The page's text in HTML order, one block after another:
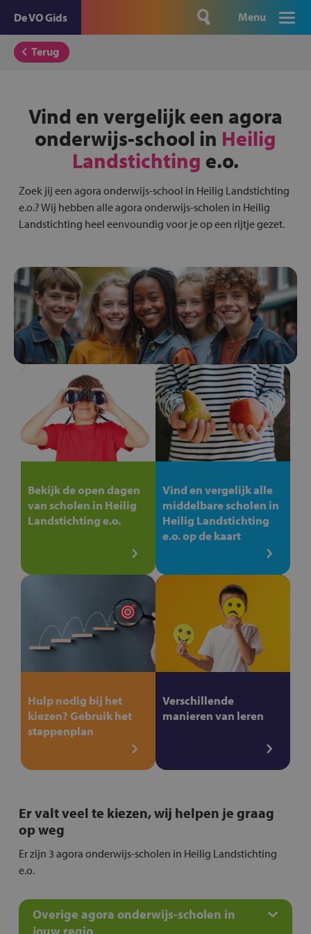
De VO Gids Menu
Terug
Vind en vergelijk een agora
onderwijs-school in Heilig
Landstichting e.o.
Zoek jij een agora onderwijs-school in Heilig Landstichting
e.o.? Wij hebben alle agora onderwijs-scholen in Heilig
Landstichting heel eenvoundig voor je op een rijtje gezet.
Bekijk de open dagen
van scholen in Heilig
Landstichting e.o.
Vind en vergelijk alle
middelbare scholen in
Heilig Landstichting
e.o. op de kaart
Hulp nodig bij het
kiezen? Gebruik het
stappenplan
Verschillende
manieren van leren
Er valt veel te kiezen, wij helpen je graag
op weg
Er zijn 3 agora onderwijs-scholen in Heilig Landstichting
e.o.
Overige agora onderwijs-scholen in